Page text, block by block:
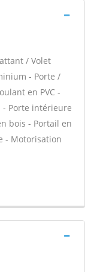
/ Volet
- Porte /
en PVC -
- Porte intérieure
bois - Portail en
- Motorisation